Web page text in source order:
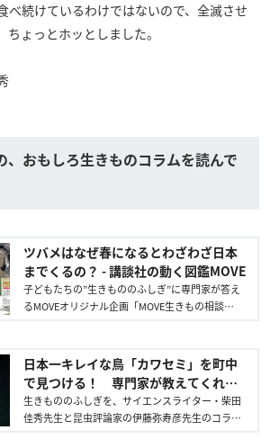
べ続けているわけではないので、全滅させ
ちょっとホッとしました。
、おもしろ生きものコラムを読んで
ツバメはなぜ春になるとわざわざ日本
までくるの？ - 講談社の動く図鑑MOVE
子どもたちの”生きもののふしぎ”に専門家が答え
るMOVEオリジナル企画「MOVE生きもの相談
す。
日本一キレイな鳥「カワセミ」を町中
で見つける！ 専門家が教えてくれた
コツ - 講談社の動く図鑑MOVE
生きもののふしぎを、サイエンスライター・柴田
佳秀先生と昆虫評論家の伊藤弥寿彦先生のコラム